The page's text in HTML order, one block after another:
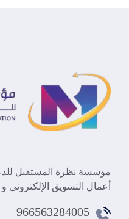
مؤسسة نظرة المستقبل
أعمال التسويق الإلكتروني
966563284005